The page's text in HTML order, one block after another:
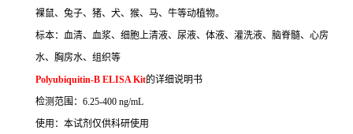
裸鼠、兔子、猪、犬、猴、马、牛等动植物。
标本：血清、血浆、细胞上清液、尿液、体液、灌洗液、脑脊髓、心房
水、胸房水、组织等
Polyubiquitin-B ELISA Kit的详细说明书
检测范围： 6.25-400 ng/mL
使用：本试剂仅供科研使用